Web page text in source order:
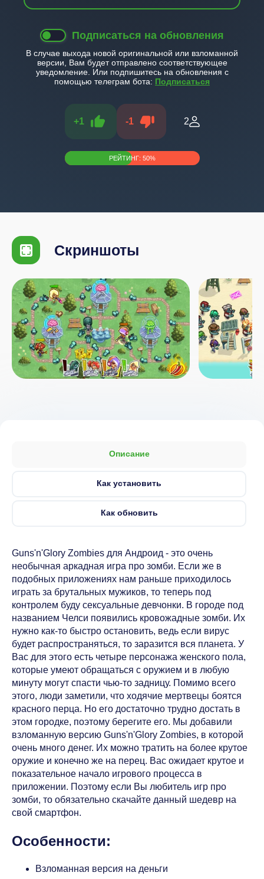
Подписаться на обновления
В случае выхода новой оригинальной или взломанной
версии, Вам будет отправлено соответствующее
уведомление. Или подпишитесь на обновления с
помощью телеграм бота: Подписаться
+1 -1 2
РЕЙТИНГ: 50%
Скриншоты
Описание
Как установить
Как обновить
Guns'n'Glory Zombies для Андроид - это очень
необычная аркадная игра про зомби. Если же в
подобных приложениях нам раньше приходилось
играть за брутальных мужиков, то теперь под
контролем буду сексуальные девчонки. В городе под
названием Челси появились кровожадные зомби. Их
нужно как-то быстро остановить, ведь если вирус
будет распространяться, то заразится вся планета. У
Вас для этого есть четыре персонажа женского пола,
которые умеют обращаться с оружием и в любую
минуту могут спасти чью-то задницу. Помимо всего
этого, люди заметили, что ходячие мертвецы боятся
красного перца. Но его достаточно трудно достать в
этом городке, поэтому берегите его. Мы добавили
взломанную версию Guns'n'Glory Zombies, в которой
очень много денег. Их можно тратить на более крутое
оружие и конечно же на перец. Вас ожидает крутое и
показательное начало игрового процесса в
приложении. Поэтому если Вы любитель игр про
зомби, то обязательно скачайте данный шедевр на
свой смартфон.
Особенности:
Взломанная версия на деньги